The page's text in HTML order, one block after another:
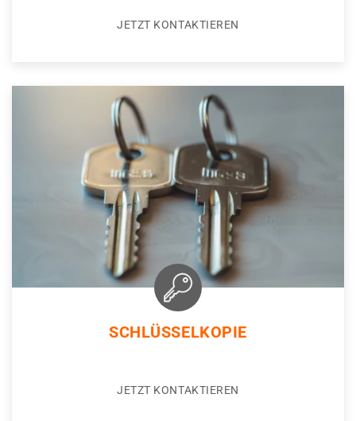
JETZT KONTAKTIEREN
SCHLÜSSELKOPIE
JETZT KONTAKTIEREN